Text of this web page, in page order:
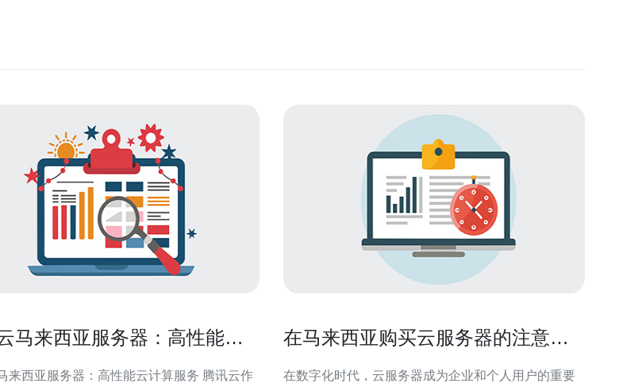
马来西亚服务器：高性能云
西亚服务器：高性能云计算服务 腾讯云作
在马来西亚购买云服务器的注意事
在数字化时代，云服务器成为企业和个人用户的重要